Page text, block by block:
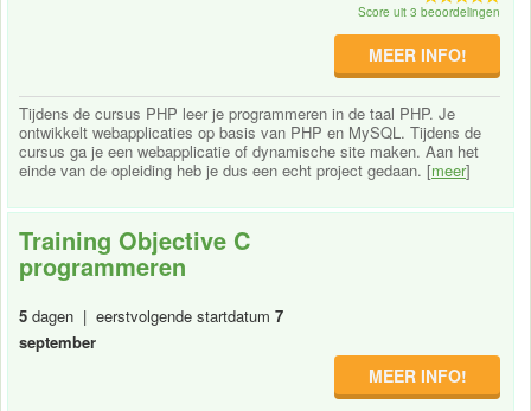
Score uit 3 beoordelingen
MEER INFO!
Tijdens de cursus PHP leer je programmeren in de taal PHP. Je
ontwikkelt webapplicaties op basis van PHP en MySQL. Tijdens de
cursus ga je een webapplicatie of dynamische site maken. Aan het
einde van de opleiding heb je dus een echt project gedaan. [meer]
Training Objective C
programmeren
5 dagen | eerstvolgende startdatum 7
september
MEER INFO!